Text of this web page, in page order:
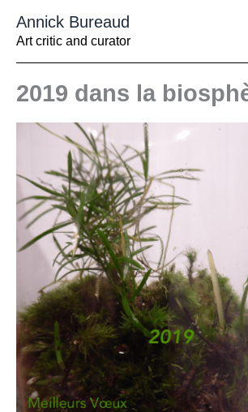
contenu
Annick Bureaud
Art critic and curator
2019 dans la